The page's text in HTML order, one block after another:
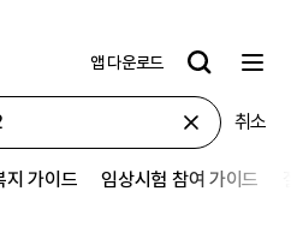
앱 다운로드
취소
지 가이드 임상시험 참여 가이드